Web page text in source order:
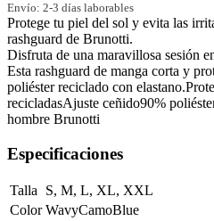
Envío: 2-3 días laborables
Protege tu piel del sol y evita las
rashguard de Brunotti.
Disfruta de una maravillosa sesión
Esta rashguard de manga corta y
poliéster reciclado con
recicladasAjuste ceñido90%
hombre Brunotti
Especificaciones
Talla S, M, L, XL, XXL
Color WavyCamoBlue